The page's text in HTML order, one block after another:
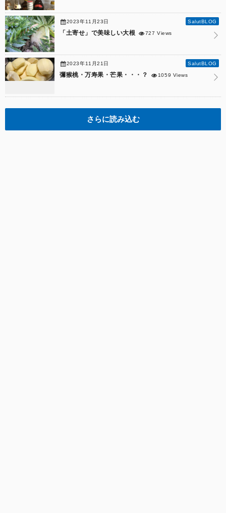
2023年11月23日 SalutBLOG
「土寄せ」で美味しい大根 727 Views
2023年11月21日 SalutBLOG
彌猴桃・万寿果・芒果・・・？ 1059 Views
さらに読み込む